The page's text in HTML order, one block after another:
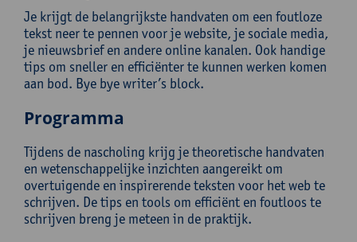
Je krijgt de belangrijkste handvaten om een foutloze
tekst neer te pennen voor je website, je sociale media,
je nieuwsbrief en andere online kanalen. Ook handige
tips om sneller en efficiënter te kunnen werken komen
aan bod. Bye bye writer’s block.
Programma
Tijdens de nascholing krijg je theoretische handvaten
en wetenschappelijke inzichten aangereikt om
overtuigende en inspirerende teksten voor het web te
schrijven. De tips en tools om efficiënt en foutloos te
schrijven breng je meteen in de praktijk.